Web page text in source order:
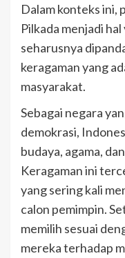
Dalam konteks ini,
Pilkada menjadi
seharusnya
keragaman yang
masyarakat.
Sebagai negara
demokrasi,
budaya, agama,
Keragaman ini
yang sering kali
calon pemimpin.
memilih sesuai
mereka terhadap